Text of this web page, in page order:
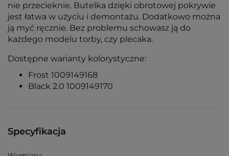
nie przecieknie. Butelka dzięki obrotowej pokrywie
jest łatwa w użyciu i demontażu. Dodatkowo można
ją myć ręcznie. Bez problemu schowasz ją do
każdego modelu torby, czy plecaka.
Dostępne warianty kolorystyczne:
Frost 1009149168
Black 2.0 1009149170
Specyfikacja